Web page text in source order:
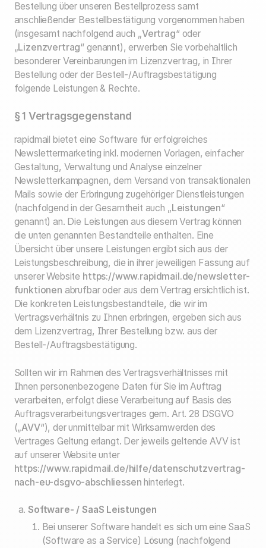
Bestellung über unseren Bestellprozess samt
anschließender Bestellbestätigung vorgenommen haben
(insgesamt nachfolgend auch „Vertrag“ oder
„Lizenzvertrag“ genannt), erwerben Sie vorbehaltlich
besonderer Vereinbarungen im Lizenzvertrag, in Ihrer
Bestellung oder der Bestell-/Auftragsbestätigung
folgende Leistungen & Rechte.
§ 1 Vertragsgegenstand
rapidmail bietet eine Software für erfolgreiches
Newslettermarketing inkl. modernen Vorlagen, einfacher
Gestaltung, Verwaltung und Analyse einzelner
Newsletterkampagnen, dem Versand von transaktionalen
Mails sowie der Erbringung zugehöriger Dienstleistungen
(nachfolgend in der Gesamtheit auch „Leistungen“
genannt) an. Die Leistungen aus diesem Vertrag können
die unten genannten Bestandteile enthalten. Eine
Übersicht über unsere Leistungen ergibt sich aus der
Leistungsbeschreibung, die in ihrer jeweiligen Fassung auf
unserer Website https://www.rapidmail.de/newsletter-
funktionen abrufbar oder aus dem Vertrag ersichtlich ist.
Die konkreten Leistungsbestandteile, die wir im
Vertragsverhältnis zu Ihnen erbringen, ergeben sich aus
dem Lizenzvertrag, Ihrer Bestellung bzw. aus der
Bestell-/Auftragsbestätigung.
Sollten wir im Rahmen des Vertragsverhältnisses mit
Ihnen personenbezogene Daten für Sie im Auftrag
verarbeiten, erfolgt diese Verarbeitung auf Basis des
Auftragsverarbeitungsvertrages gem. Art. 28 DSGVO
(„AVV“), der unmittelbar mit Wirksamwerden des
Vertrages Geltung erlangt. Der jeweils geltende AVV ist
auf unserer Website unter
https://www.rapidmail.de/hilfe/datenschutzvertrag-
nach-eu-dsgvo-abschliessen hinterlegt.
Software- / SaaS Leistungen
Bei unserer Software handelt es sich um eine SaaS
(Software as a Service) Lösung (nachfolgend